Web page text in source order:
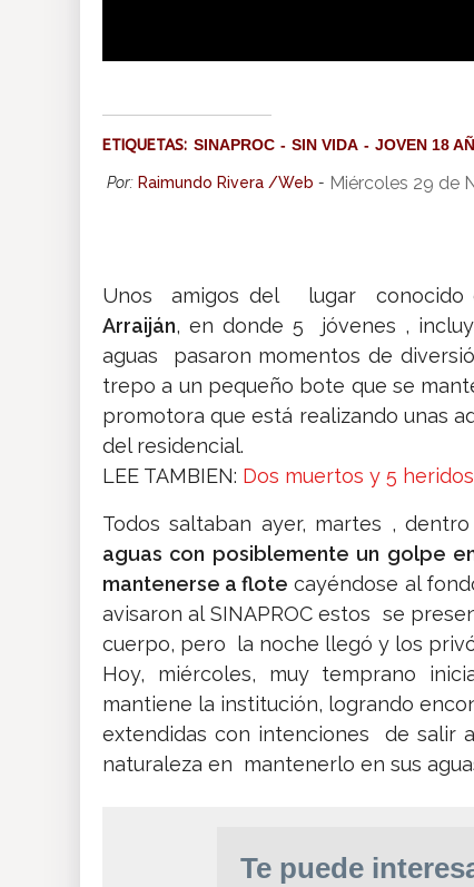
ETIQUETAS: SINAPROC SIN VIDA JOVEN 18
Por: Raimundo Rivera /Web - Miércoles 29 de
Unos amigos del lugar conocido
Arraiján, en donde 5 jóvenes ,
aguas pasaron momentos de
trepo a un pequeño bote que se
promotora que está realizando unas
del residencial.
LEE TAMBIEN: Dos muertos y 5
Todos saltaban ayer, martes ,
aguas con posiblemente un golpe
mantenerse a flote cayéndose al
avisaron al SINAPROC estos se
cuerpo, pero la noche llegó y los
Hoy, miércoles, muy temprano
mantiene la institución, logrando
extendidas con intenciones de salir
naturaleza en mantenerlo en sus
Te puede